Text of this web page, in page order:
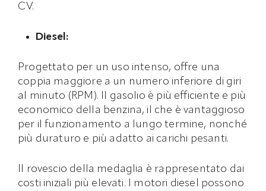
CV.
Diesel:
Progettato per un uso intenso, offre una
coppia maggiore a un numero inferiore di giri
al minuto (RPM). Il gasolio è più efficiente e più
economico della benzina, il che è vantaggioso
per il funzionamento a lungo termine, nonché
più duraturo e più adatto ai carichi pesanti.
Il rovescio della medaglia è rappresentato dai
costi iniziali più elevati. I motori diesel possono